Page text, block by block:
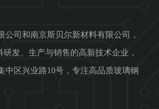
司和南京斯贝尔新材料有限公司，
发、生产与销售的高新技术企业，
中区兴业路10号，专注高品质玻璃钢